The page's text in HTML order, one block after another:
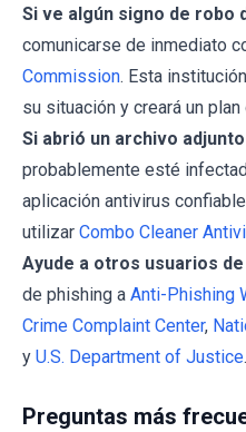
Si ve algún signo de robo
comunicarse de inmediato
Commission. Esta
su situación y creará un
Si abrió un archivo
probablemente esté
aplicación antivirus
utilizar Combo Cleaner
Ayude a otros usuarios
de phishing a Anti-Phishing
Crime Complaint Center,
y U.S. Department of Justice.
Preguntas más